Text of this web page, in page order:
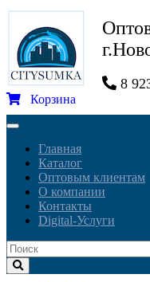
8
Корзина
Toggle
navigationГлавная
Каталог
Оптовым клиентам
О компании
Контакты
Digital-Услуги